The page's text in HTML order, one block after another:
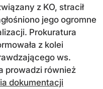
z KO, stracił
jego ogromne
Prokuratura
z kolei
ws.
prowadzi również
dokumentacji